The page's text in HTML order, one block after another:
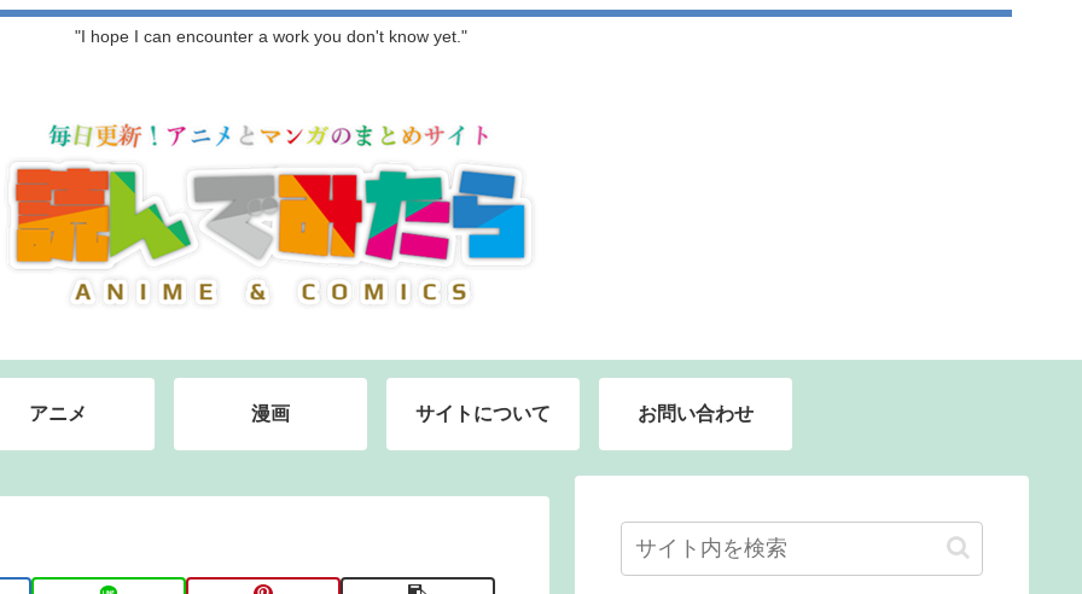
"I hope I can encounter a work you don't know yet."
アニメ 漫画 サイトについて お問い合わせ